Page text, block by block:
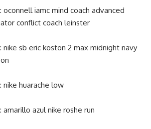
oconnell iamc mind coach advanced
conflict coach leinster
nike sb eric koston 2 max midnight navy
nike huarache low
amarillo azul nike roshe run